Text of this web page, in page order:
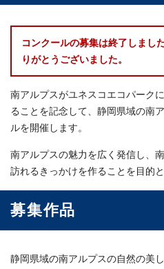
コンクールの募集は終了しまし
りがとうございました。
南アルプスがユネスコエコパーク
ることを記念して、静岡県域の南
ルを開催します。
南アルプスの魅力を広く発信し、
訪れるきっかけを作ることを目的と
募集作品
静岡県域の南アルプスの自然の美